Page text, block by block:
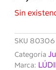
Sin
SKU 80306
Categoría
Marca: